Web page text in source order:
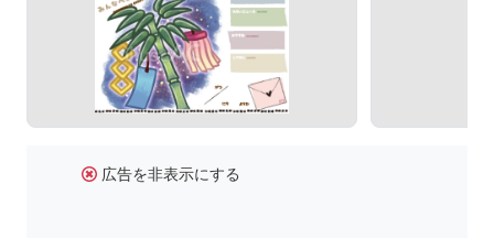
広告を非表示にする